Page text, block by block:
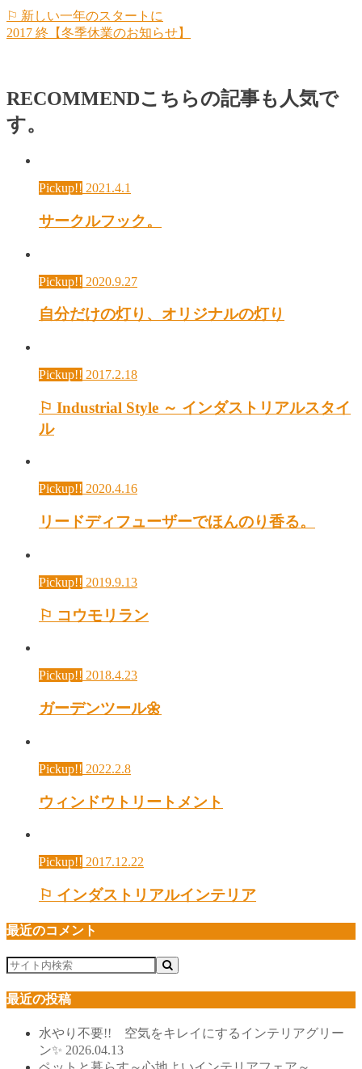
⚐ 新しい一年のスタートに
2017 終【冬季休業のお知らせ】
RECOMMENDこちらの記事も人気で
す。
Pickup!! 2021.4.1
サークルフック。
Pickup!! 2020.9.27
自分だけの灯り、オリジナルの灯り
Pickup!! 2017.2.18
⚐ Industrial Style ～ インダストリアルスタイ
ル
Pickup!! 2020.4.16
リードディフューザーでほんのり香る。
Pickup!! 2019.9.13
⚐ コウモリラン
Pickup!! 2018.4.23
ガーデンツール🌼
Pickup!! 2022.2.8
ウィンドウトリートメント
Pickup!! 2017.12.22
⚐ インダストリアルインテリア
最近のコメント
最近の投稿
水やり不要!! 空気をキレイにするインテリアグリー
ン✨ 2026.04.13